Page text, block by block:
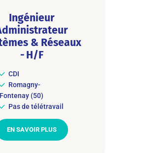
Ingénieur
& Réseaux
- H/F
CDI
Romagny-
Fontenay (50)
Pas de télétravail
EN SAVOIR PLUS